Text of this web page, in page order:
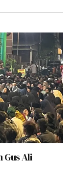
Gus Ali